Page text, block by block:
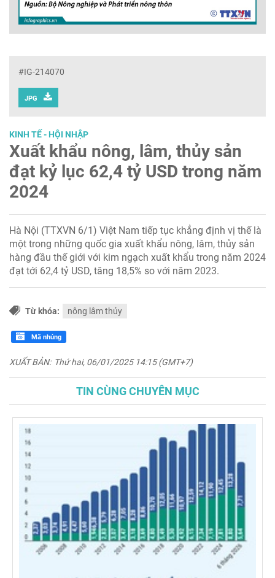
#IG-214070
JPG
KINH TẾ - HỘI NHẬP
Xuất khẩu nông, lâm, thủy sản
đạt kỷ lục 62,4 tỷ USD trong năm
2024
Hà Nội (TTXVN 6/1) Việt Nam tiếp tục khẳng định vị thế là
một trong những quốc gia xuất khẩu nông, lâm, thủy sản
hàng đầu thế giới với kim ngạch xuất khẩu trong năm 2024
đạt tới 62,4 tỷ USD, tăng 18,5% so với năm 2023.
Từ khóa: nông lâm thủy
Mã nhúng
XUẤT BẢN: Thứ hai, 06/01/2025 14:15 (GMT+7)
TIN CÙNG CHUYÊN MỤC